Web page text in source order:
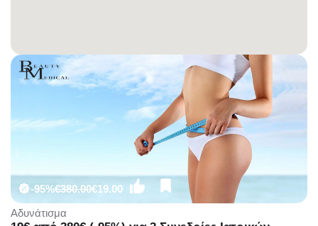
-95%€380.00€19.00
Αδυνάτισμα